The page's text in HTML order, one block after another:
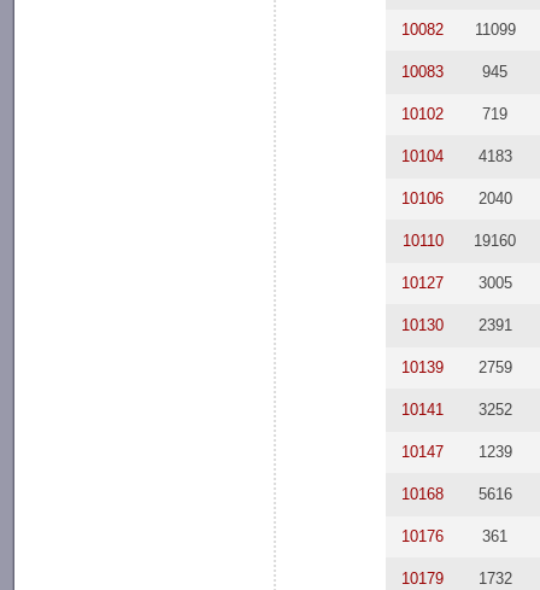
10082 11099
10083 945
10102 719
10104 4183
10106 2040
10110 19160
10127 3005
10130 2391
10139 2759
10141 3252
10147 1239
10168 5616
10176 361
10179 1732